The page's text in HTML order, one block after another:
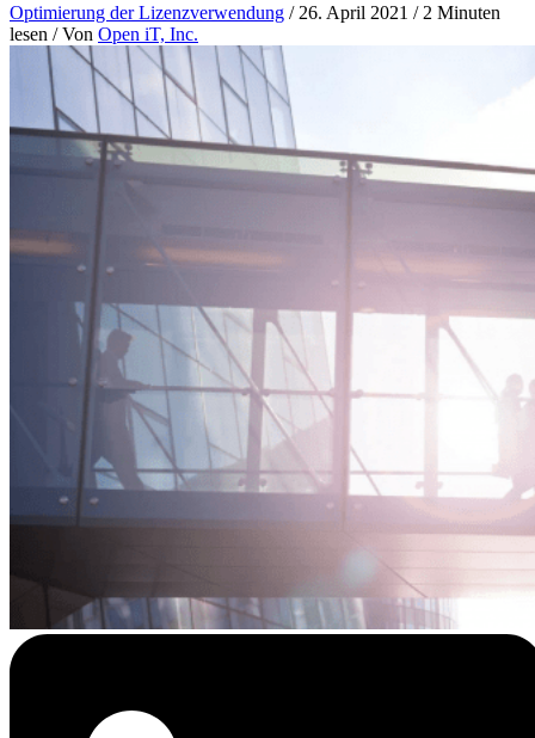
Optimierung der Lizenzverwendung / 26. April 2021 / 2 Minuten
lesen / Von Open iT, Inc.